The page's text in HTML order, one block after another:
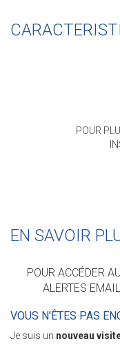
POUR
EN SAVOIR
POUR ACCÉDER
ALERTES
VOUS N'ÊTES PAS
Je suis un nouveau